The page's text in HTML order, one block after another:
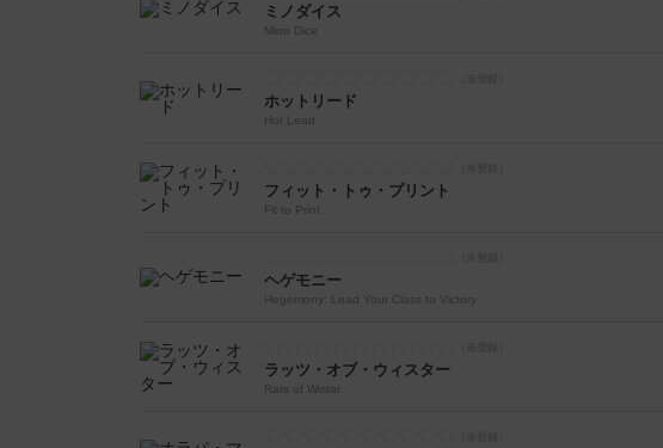
ミノダイス
Mino Dice
ホットリード
Hot Lead
フィット・トゥ・プリント
Fit to Print
ヘゲモニー
Hegemony: Lead Your Class to Victory
ラッツ・オブ・ウィスター
Rats of Wistar